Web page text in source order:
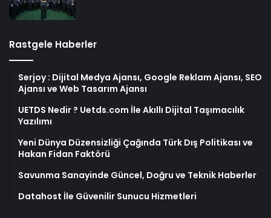
Rastgele Haberler
Serjoy : Dijital Medya Ajansı, Google Reklam Ajansı, SEO
Ajansı ve Web Tasarım Ajansı
UETDS Nedir ? Uetds.com İle Akıllı Dijital Taşımacılık
Yazılımı
Yeni Dünya Düzensizliği Çağında Türk Dış Politikası ve
Hakan Fidan Faktörü
Savunma Sanayinde Güncel, Doğru ve Teknik Haberler
Datahost İle Güvenilir Sunucu Hizmetleri